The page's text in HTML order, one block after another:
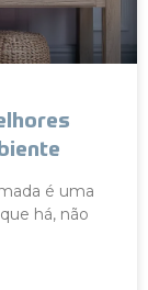
é uma
há, não